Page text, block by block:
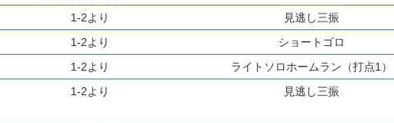
1-2より
見逃し三振
1-2より
ショートゴロ
1-2より
ライトソロホームラン（打点1）
1-2より 見逃し三振